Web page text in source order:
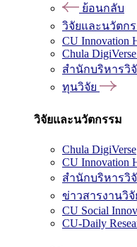
ย้อนกลับ
วิจัยและนวัตก
CU Innovation
Chula DigiVerse
สำนักบริหารวิ
ทุนวิจัย
วิจัยและนวัตกรรม
Chula DigiVerse
CU Innovation
สำนักบริหารวิ
ข่าวสารงานวิ
CU Social
CU-Daily